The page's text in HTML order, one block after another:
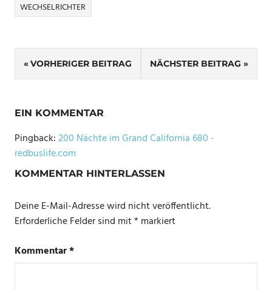
WECHSELRICHTER
Beitragsnavigation
VORHERIGER BEITRAG NÄCHSTER BEITRAG
EIN KOMMENTAR
Pingback:200 Nächte im Grand California 680 -
redbuslife.com
KOMMENTAR HINTERLASSEN
Deine E-Mail-Adresse wird nicht veröffentlicht.
Erforderliche Felder sind mit* markiert
Kommentar*